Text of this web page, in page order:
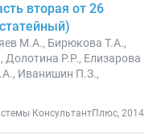
вторая от 26
М.А., Бирюкова Т.А.,
Р.Р., Елизарова
Иванишин П.З.,
КонсультантПлюс, 2014